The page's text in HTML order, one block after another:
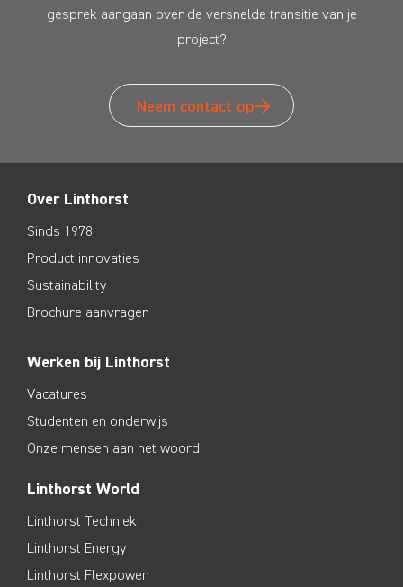
gesprek aangaan over de versnelde transitie van je
project?
Neem contact op
Over Linthorst
Sinds 1978
Product innovaties
Sustainability
Brochure aanvragen
Werken bij Linthorst
Vacatures
Studenten en onderwijs
Onze mensen aan het woord
Linthorst World
Linthorst Techniek
Linthorst Energy
Linthorst Flexpower